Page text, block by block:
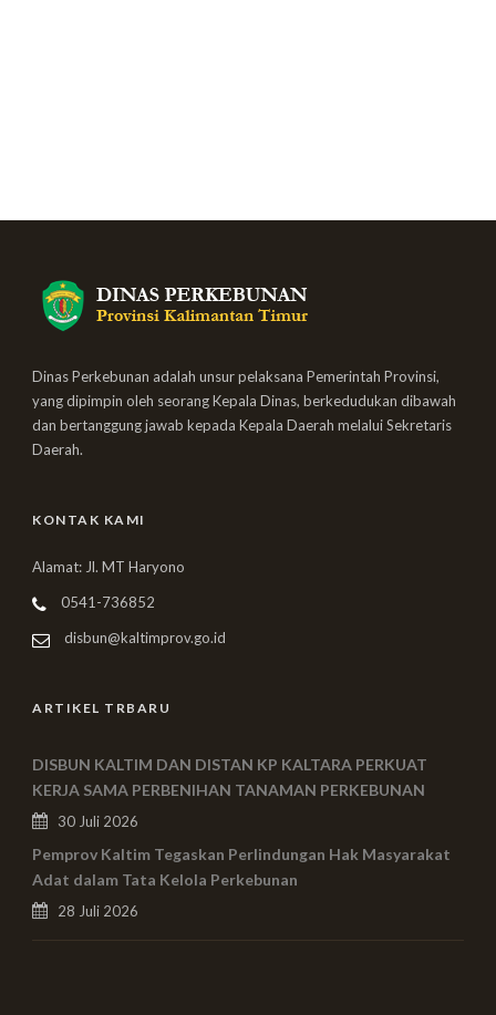
Dinas Perkebunan adalah unsur pelaksana Pemerintah Provinsi,
yang dipimpin oleh seorang Kepala Dinas, berkedudukan dibawah
dan bertanggung jawab kepada Kepala Daerah melalui Sekretaris
Daerah.
KONTAK KAMI
Alamat: Jl. MT Haryono
0541-736852
disbun@kaltimprov.go.id
ARTIKEL TRBARU
DISBUN KALTIM DAN DISTAN KP KALTARA PERKUAT
KERJA SAMA PERBENIHAN TANAMAN PERKEBUNAN
30 Juli 2026
Pemprov Kaltim Tegaskan Perlindungan Hak Masyarakat
Adat dalam Tata Kelola Perkebunan
28 Juli 2026